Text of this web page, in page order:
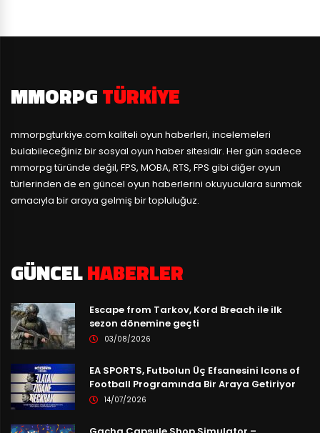
MMORPGTÜRKIYE
mmorpgturkiye.com kaliteli oyun haberleri, incelemeleri
bulabileceğiniz bir sosyal oyun haber sitesidir. Her gün sadece
mmorpg türünde değil, FPS, MOBA, RTS, FPS gibi diğer oyun
türlerinden de en güncel oyun haberlerini okuyuculara sunmak
amacıyla bir araya gelmiş bir topluluğuz.
GÜNCELHABERLER
Escape from Tarkov, Kord Breach ile ilk
sezon dönemine geçti
03/08/2026
EA SPORTS, Futbolun Üç Efsanesini Icons of
Football Programında Bir Araya Getiriyor
14/07/2026